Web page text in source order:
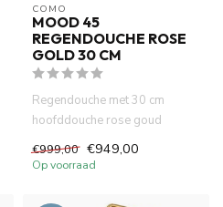
COMO
MOOD 45
REGENDOUCHE ROSE
GOLD 30 CM
Regendouche met 30 cm
hoofddouche rose goud
doucheme...
€999,00 €949,00
Op voorraad